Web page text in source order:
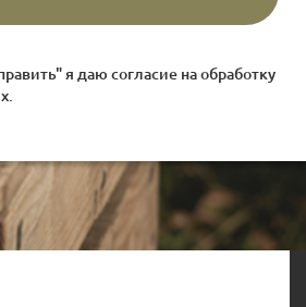
я даю согласие наобработку